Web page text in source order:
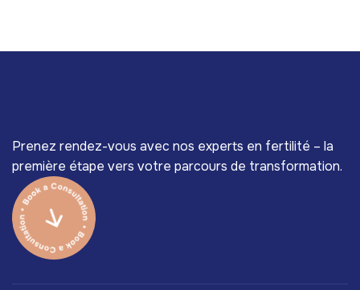
Prenez rendez-vous avec nos experts en fertilité – la
première étape vers votre parcours de transformation.